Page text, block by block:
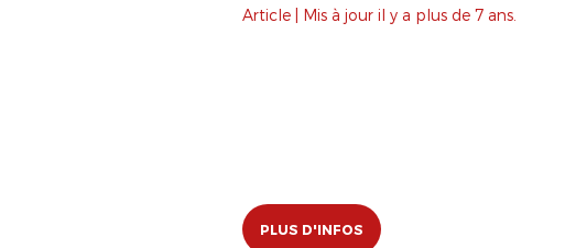
Article | Mis à jour il y a plus de 7 ans.
PLUS D'INFOS